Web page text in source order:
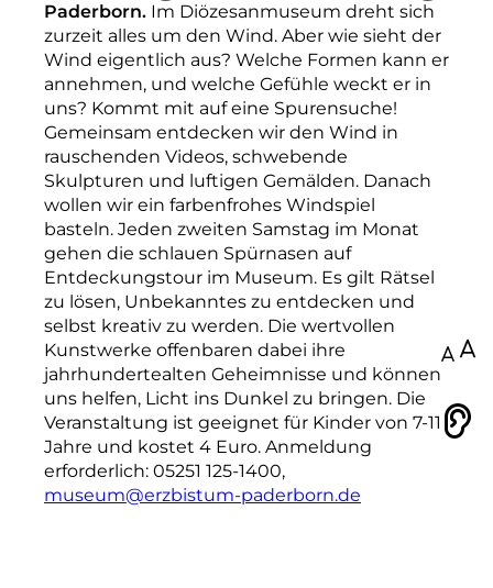
Paderborn. Im Diözesanmuseum dreht sich
zurzeit alles um den Wind. Aber wie sieht der
Wind eigentlich aus? Welche Formen kann er
annehmen, und welche Gefühle weckt er in
uns? Kommt mit auf eine Spurensuche!
Gemeinsam entdecken wir den Wind in
rauschenden Videos, schwebende
Skulpturen und luftigen Gemälden. Danach
wollen wir ein farbenfrohes Windspiel
basteln. Jeden zweiten Samstag im Monat
gehen die schlauen Spürnasen auf
Entdeckungstour im Museum. Es gilt Rätsel
zu lösen, Unbekanntes zu entdecken und
selbst kreativ zu werden. Die wertvollen
Kunstwerke offenbaren dabei ihre
jahrhundertealten Geheimnisse und können
uns helfen, Licht ins Dunkel zu bringen. Die
Veranstaltung ist geeignet für Kinder von 7-11
Jahre und kostet 4 Euro. Anmeldung
erforderlich: 05251 125-1400,
museum@erzbistum-paderborn.de
100
Vorlesen